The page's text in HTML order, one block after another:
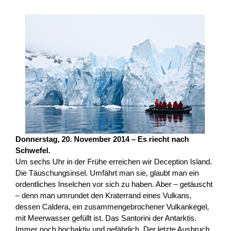
Donnerstag, 20. November 2014 – Es riecht nach
Schwefel.
Um sechs Uhr in der Frühe erreichen wir Deception Island.
Die Täuschungsinsel. Umfährt man sie, glaubt man ein
ordentliches Inselchen vor sich zu haben. Aber – getäuscht
– denn man umrundet den Kraterrand eines Vulkans,
dessen Caldera, ein zusammengebrochener Vulkankegel,
mit Meerwasser gefüllt ist. Das Santorini der Antarktis.
Immer noch hochaktiv und gefährlich. Der letzte Ausbruch